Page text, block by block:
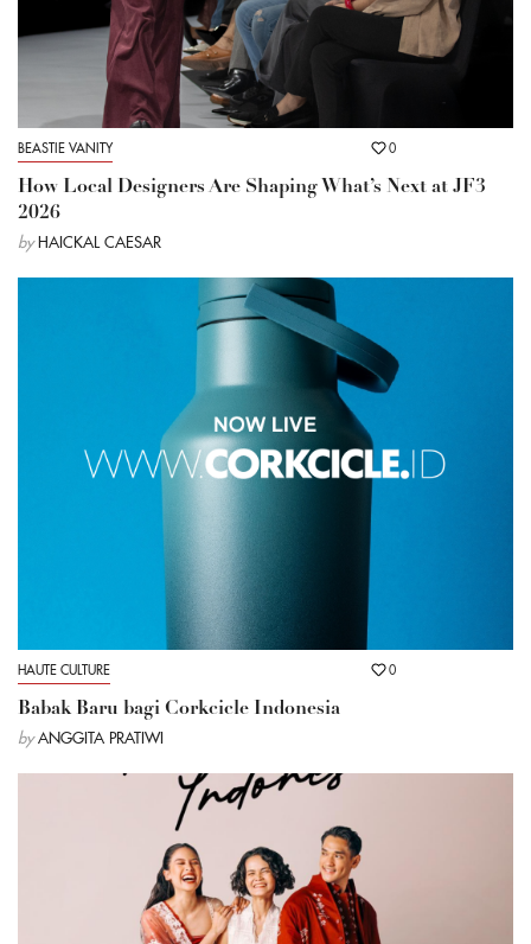
BEASTIE VANITY 0
How Local Designers Are Shaping What’s Next at JF3
2026
by HAICKAL CAESAR
HAUTE CULTURE 0
Babak Baru bagi Corkcicle Indonesia
by ANGGITA PRATIWI